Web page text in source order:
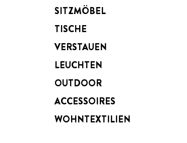
SITZMÖBEL
TISCHE
VERSTAUEN
LEUCHTEN
OUTDOOR
ACCESSOIRES
WOHNTEXTILIEN